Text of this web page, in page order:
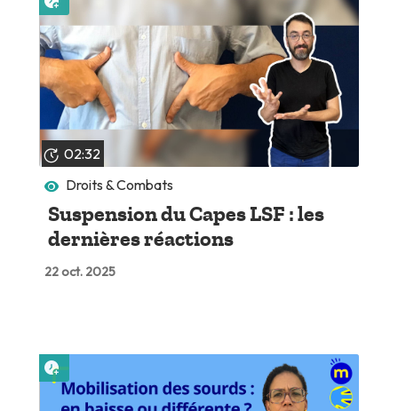
02:32
Droits & Combats
Suspension du Capes LSF : les
dernières réactions
22 oct. 2025